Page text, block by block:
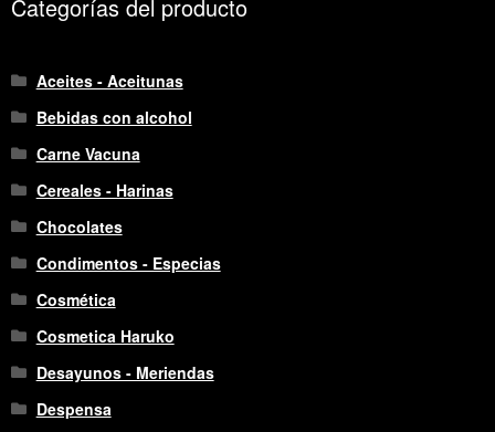
Categorías del producto
Aceites - Aceitunas
Bebidas con alcohol
Carne Vacuna
Cereales - Harinas
Chocolates
Condimentos - Especias
Cosmética
Cosmetica Haruko
Desayunos - Meriendas
Despensa